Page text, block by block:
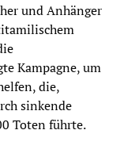
und Anhänger
Kampagne, um
die,
sinkende
Toten führte.